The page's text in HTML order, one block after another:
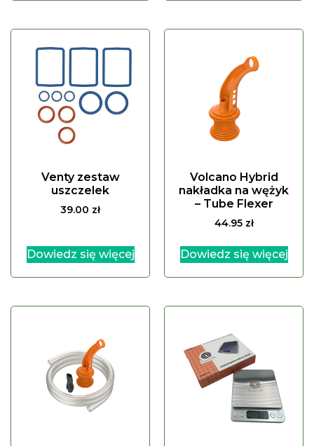
Venty zestaw
uszczelek
39.00 zł
Dowiedz się więcej
Volcano Hybrid
nakładka na wężyk
– Tube Flexer
44.95 zł
Dowiedz się więcej